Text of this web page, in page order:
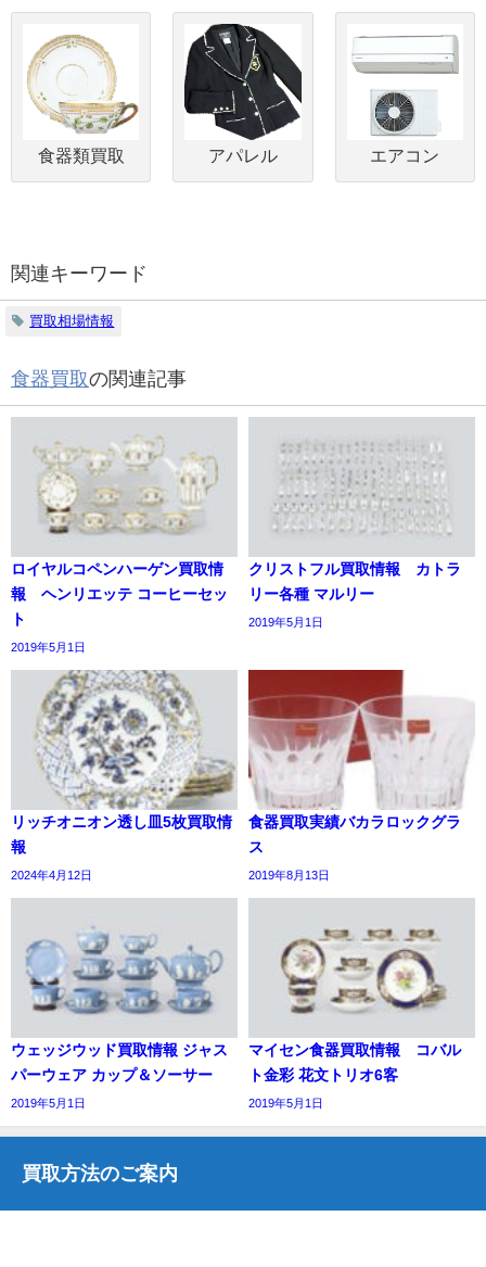
食器類買取 アパレル エアコン
関連キーワード
買取相場情報
食器買取の関連記事
ロイヤルコペンハーゲン買取情
報 ヘンリエッテ コーヒーセッ
ト
2019年5月1日
クリストフル買取情報 カトラ
リー各種 マルリー
2019年5月1日
リッチオニオン透し皿5枚買取情
報
2024年4月12日
食器買取実績バカラロックグラ
ス
2019年8月13日
ウェッジウッド買取情報 ジャス
パーウェア カップ＆ソーサー
2019年5月1日
マイセン食器買取情報 コバル
ト金彩 花文トリオ6客
2019年5月1日
買取方法のご案内